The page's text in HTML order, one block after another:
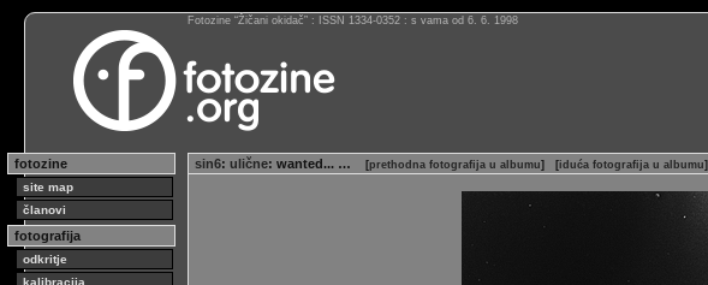
Fotozine “Žičani okidač” : ISSN 1334-0352 : s vama od 6. 6. 1998
fotozine
site map
članovi
fotografija
odkritje
kalibracija
sin6: ulične: wanted... … [prethodna fotografija u albumu] [iduća fotografija u albumu]